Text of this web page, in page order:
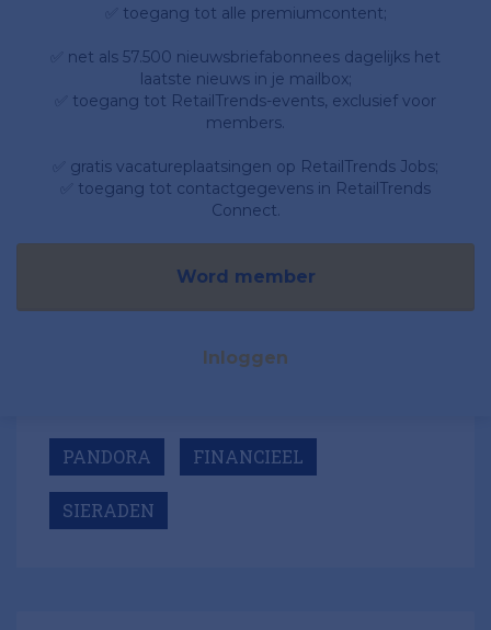
✅ toegang tot alle premiumcontent;
✅ net als 57.500 nieuwsbriefabonnees dagelijks het
laatste nieuws in je mailbox;
✅ toegang tot RetailTrends-events, exclusief voor
members.
✅ gratis vacatureplaatsingen op RetailTrends Jobs;
✅ toegang tot contactgegevens in RetailTrends
Connect.
Word member
Inloggen
PANDORA FINANCIEEL
SIERADEN